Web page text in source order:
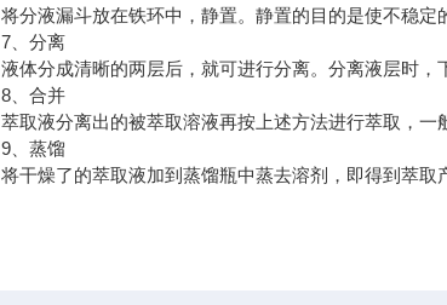
将分液漏斗放在铁环中，静置。静置的目的是使不稳定
7、分离
液体分成清晰的两层后，就可进行分离。分离液层时，
8、合并
萃取液分离出的被萃取溶液再按上述方法进行萃取，一
9、蒸馏
将干燥了的萃取液加到蒸馏瓶中蒸去溶剂，即得到萃取